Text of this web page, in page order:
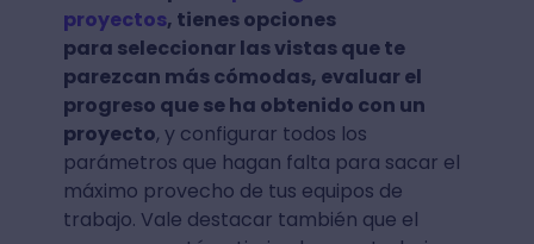
proyectos, tienes opciones
para seleccionar las vistas que te
parezcan más cómodas, evaluar el
progreso que se ha obtenido con un
proyecto, y configurar todos los
parámetros que hagan falta para sacar el
máximo provecho de tus equipos de
trabajo. Vale destacar también que el